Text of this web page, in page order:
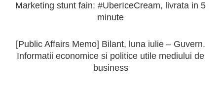
Marketing stunt fain: #UberIceCream, livrata in 5
minute
[Public Affairs Memo] Bilant, luna iulie – Guvern.
Informatii economice si politice utile mediului de
business